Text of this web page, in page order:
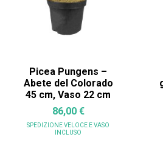
Picea Pungens –
Abete del Colorado
45 cm, Vaso 22 cm
86,00 €
SPEDIZIONE VELOCE E VASO
INCLUSO